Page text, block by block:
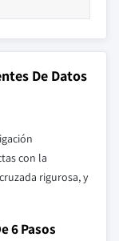
De Datos
con la
rigurosa, y
6 Pasos